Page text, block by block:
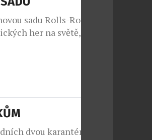
sadu Rolls-Royce,
her na světě,
symbolem
lifestylovým
dvou karantén,